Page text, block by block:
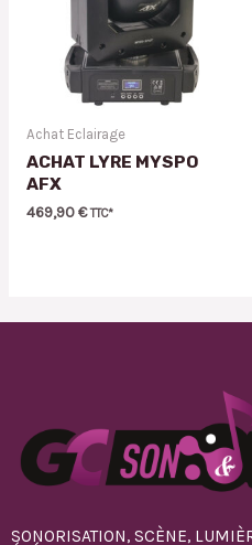
Achat Eclairage
ACHAT LYRE MYSPO
AFX
469,90€ TTC*
SONORISATION, SCÈNE,